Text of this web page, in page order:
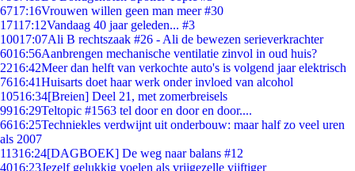
6717:16Vrouwen willen geen man meer #30
17117:12Vandaag 40 jaar geleden... #3
10017:07Ali B rechtszaak #26 - Ali de bewezen serieverkrachter
6016:56Aanbrengen mechanische ventilatie zinvol in oud huis?
2216:42Meer dan helft van verkochte auto's is volgend jaar elektrisch
7616:41Huisarts doet haar werk onder invloed van alcohol
10516:34[Breien] Deel 21, met zomerbreisels
9916:29Teltopic #1563 tel door en door en door....
6616:25Techniekles verdwijnt uit onderbouw: maar half zo veel uren
als 2007
11316:24[DAGBOEK] De weg naar balans #12
4016:23Jezelf gelukkig voelen als vrijgezelle vijftiger